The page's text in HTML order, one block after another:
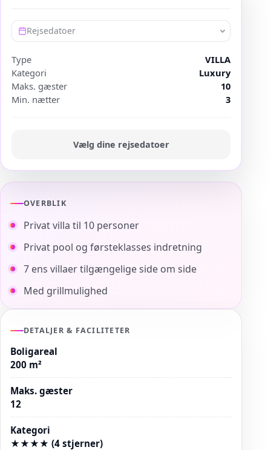
OVERBLIK
Privat villa til 10 personer
Privat pool og førsteklasses indretning
7 ens villaer tilgængelige side om side
Med grillmulighed
DETALJER & FACILITETER
Boligareal
200 m²
Maks. gæster
12
Kategori
★★★★ (4 stjerner)
Rejsedatoer
Type
VILLA
Kategori
Luxury
Maks. gæster
10
Min. nætter
3
Vælg dine rejsedatoer